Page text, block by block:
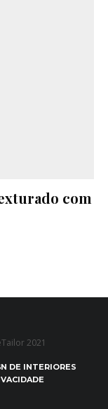
com
2021
DE INTERIORES